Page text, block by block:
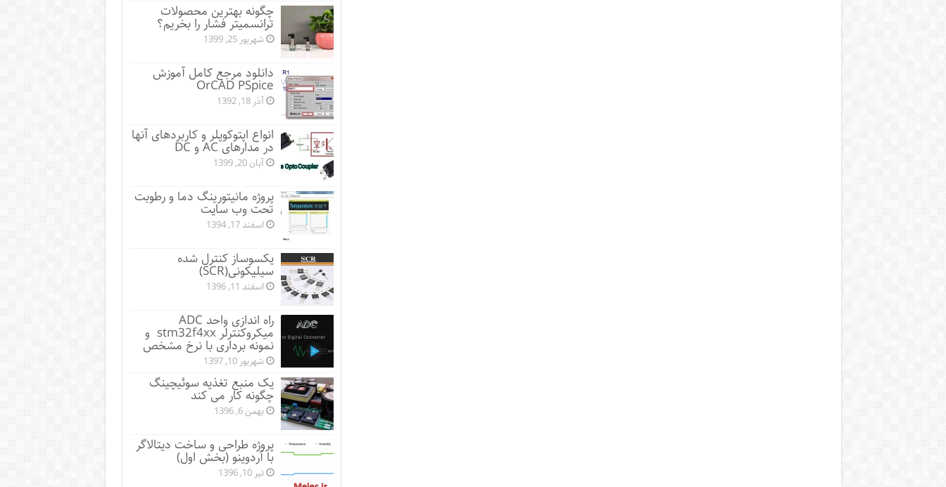
چگونه بهترین محصولات
ترانسمیتر فشار را بخریم؟
شهریور 25, 1399
دانلود مرجع کامل آموزش
OrCAD PSpice
آذر 18, 1392
انواع اپتوکوپلر و کاربردهای آنها
در مدارهای AC و DC
آبان 20, 1399
پروژه مانيتورينگ دما و رطوبت
تحت وب سایت
اسفند 17, 1394
یکسوساز کنترل شده
سیلیکونی(SCR)
اسفند 11, 1396
راه اندازی واحد ADC
میکروکنترلر stm32f4xx و
نمونه برداری با نرخ مشخص
شهریور 10, 1397
یک منبع تغذیه سوئیچینگ
چگونه کار می کند
بهمن 6, 1396
پروژه طراحی و ساخت دیتالاگر
با آردوینو (بخش اول)
تیر 10, 1396